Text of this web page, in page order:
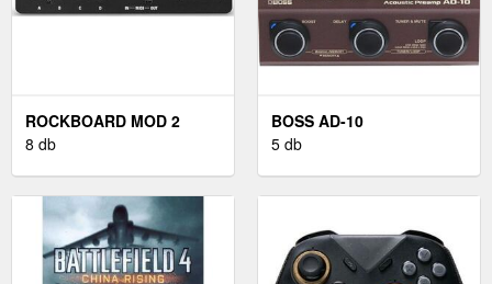
ROCKBOARD MOD 2
8 db
BOSS AD-10
5 db